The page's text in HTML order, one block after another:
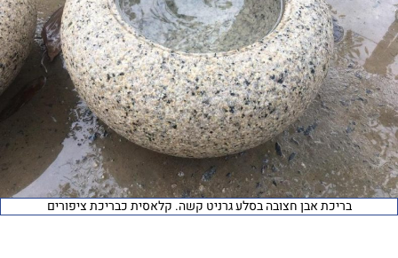
בריכת אבן חצובה בסלע גרניט קשה. קלאסית כבריכת ציפורים